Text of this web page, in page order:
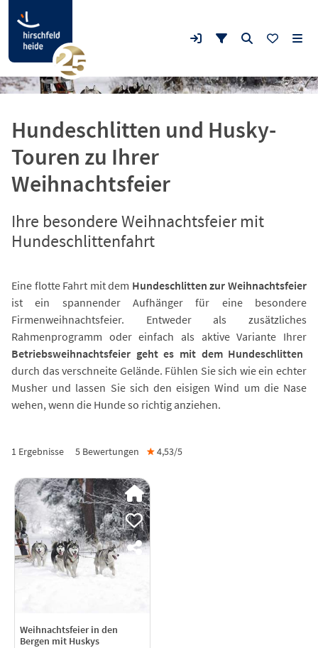
Hundeschlitten und Husky-
Touren zu Ihrer
Weihnachtsfeier
Ihre besondere Weihnachtsfeier mit
Hundeschlittenfahrt
Eine flotte Fahrt mit dem Hundeschlitten zur Weihnachtsfeier
ist ein spannender Aufhänger für eine besondere
Firmenweihnachtsfeier. Entweder als zusätzliches
Rahmenprogramm oder einfach als aktive Variante Ihrer
Betriebsweihnachtsfeier geht es mit dem Hundeschlitten
durch das verschneite Gelände. Fühlen Sie sich wie ein echter
Musher und lassen Sie sich den eisigen Wind um die Nase
wehen, wenn die Hunde so richtig anziehen.
1 Ergebnisse 5 Bewertungen ★4,53/5
Weihnachtsfeier in den
Bergen mit Huskys